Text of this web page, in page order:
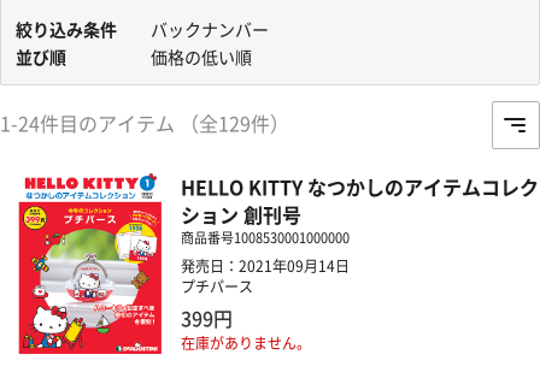
絞り込み条件
バックナンバー
並び順
価格の低い順
1-24件目のアイテム （全129件）
HELLO KITTY なつかしのアイテムコレク
ション 創刊号
商品番号1008530001000000
発売日：2021年09月14日
プチパース
399円
在庫がありません。